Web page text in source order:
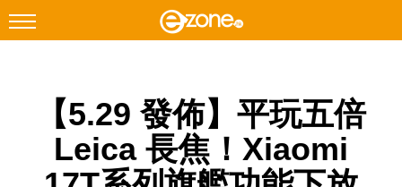
Facebook Instagram
網絡生活
【5.29 發佈】平玩五倍
Leica 長焦！Xiaomi